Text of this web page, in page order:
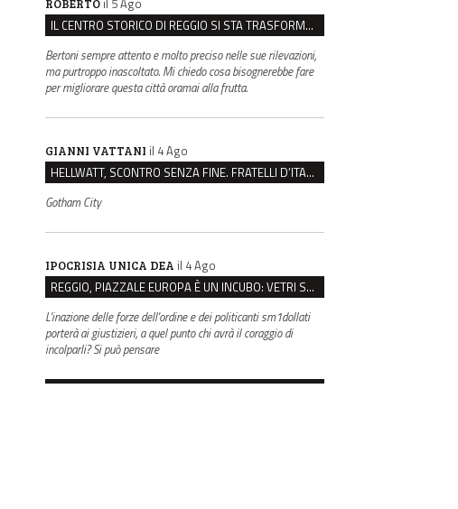
ROBERTO
IL CENTRO STORICO DI REGGIO SI STA TRASFORMANDO, E NON IN MEGLIO
Bertoni sempre attento e molto preciso nelle sue rilevazioni,
ma purtroppo inascoltato. Mi chiedo cosa bisognerebbe fare
per migliorare questa città oramai alla frutta.
GIANNI VATTANI il 4 Ago
HELLWATT, SCONTRO SENZA FINE. FRATELLI D’ITALIA: “MILANI PORTA DOCUMENTI, DE FRANCO INSULTI”
Gotham City
IPOCRISIA UNICA DEA il 4 Ago
REGGIO, PIAZZALE EUROPA È UN INCUBO: VETRI SPACCATI E FURTI SULLE AUTO IN SOSTA
L'inazione delle forze dell'ordine e dei politicanti sm1dollati
porterà ai giustizieri, a quel punto chi avrà il coraggio di
incolparli? Si può pensare